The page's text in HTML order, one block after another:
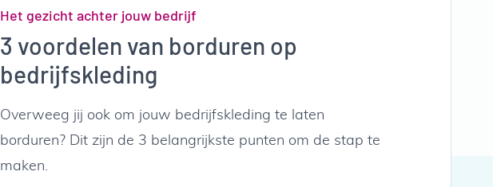
Het gezicht achter jouw bedrijf
3 voordelen van borduren op
bedrijfskleding
Overweeg jij ook om jouw bedrijfskleding te laten
borduren? Dit zijn de 3 belangrijkste punten om de stap te
maken.